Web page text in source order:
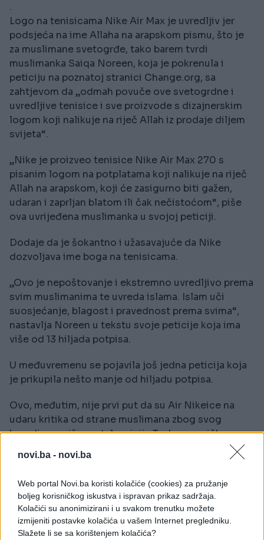
novi.ba - novi.ba
Web portal Novi.ba koristi kolačiće (cookies) za pružanje
boljeg korisničkog iskustva i ispravan prikaz sadržaja.
Kolačići su anonimizirani i u svakom trenutku možete
izmijeniti postavke kolačića u vašem Internet pregledniku.
Slažete li se sa korištenjem kolačića?
.
Logo na tenisicama Nike Air Max je uvredljiv jer
podsjeća na ime Allaha na arapskom pismu, što je
za muslimane svetogrđe, tako barem tvrdi
muslimanka Saiqa Noreen, koja je pokrenula i
peticiju na poznatoj stranici Change.org, sa
zahtjevom da „odmah povuče ove svetogrdne i
uvredljive tenisice i sve proizvode s dizajnerskim
logom koji nalikuje na riječ Allah iz prodaje diljem
svijeta“.
„Nike je proizveo tenisice Nike Air Max 270 s
pisanim logom na potplatama koji nalikuje na riječ
Allah na arapskom, koji će zasigurno biti gažen,
udaran i zaprljan blatom ili čak nečistoćom“, piše
ova uvrijeđena muslimanka u svojoj peticiji.
Dodaje da je šokantno i užasavajuće da Nike
dozvoljava ime boga na tenisicama.
„Ovo je nepoštovanje i ekstremno uvredljivo prema
svim muslimanima te uvreda islama. Islam uči
suosjećanje, blagost i pravednost prema svima“,
nastavlja Noreen u tekstu svoje peticije koja ima
više od 13 hiljada potpisa.
U međuvremenu se pojavila još jedna peticija koja
je prikupila nešto manje od hiljadu potpisa.
Ovo, međutim, nije prvi put da su Air Nikeice na
udaru kritika od strane muslimana zbog svog
brendinga, piše portal emisije Today američke
televizije NBC.
korištenja loga u obliku plamena koji je također
navodno nalikovao na riječ Allah na arapskom
pismu. Kompanija se tada izvinila i povukla sporne
tenisice iz prodaje.